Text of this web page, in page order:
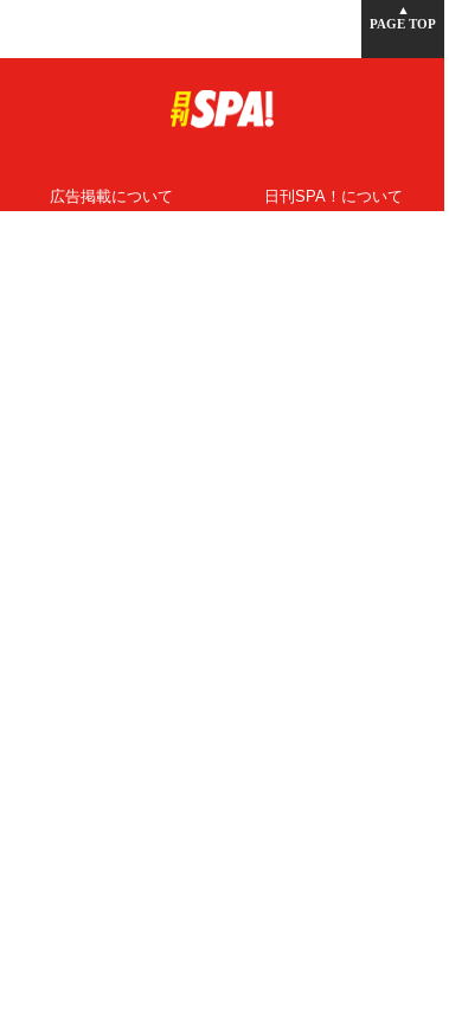
▲
PAGE TOP
広告掲載について 日刊SPA！について